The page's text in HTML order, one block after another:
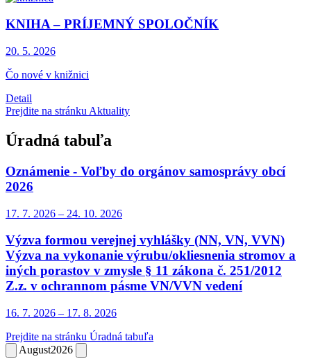
KNIHA – PRÍJEMNÝ SPOLOČNÍK
20. 5. 2026
Čo nové v knižnici
Detail
Prejdite na stránku Aktuality
Úradná tabuľa
Oznámenie - Voľby do orgánov samosprávy obcí
2026
17. 7. 2026 – 24. 10. 2026
Výzva formou verejnej vyhlášky (NN, VN, VVN)
Výzva na vykonanie výrubu/okliesnenia stromov a
iných porastov v zmysle § 11 zákona č. 251/2012
Z.z. v ochrannom pásme VN/VVN vedení
16. 7. 2026 – 17. 8. 2026
Prejdite na stránku Úradná tabuľa
August2026